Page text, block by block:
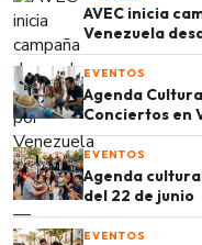
AVEC inicia
Venezuela
EVENTOS
Agenda
Conciertos en
EVENTOS
Agenda
del 22 de junio
EVENTOS